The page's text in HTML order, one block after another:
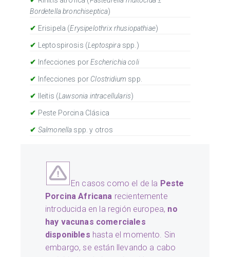
Bordetella bronchiseptica)
✔ Erisipela (Erysipelothrix rhusiopathiae)
✔ Leptospirosis (Leptospiraspp.)
✔ Infecciones porEscherichia coli
✔ Infecciones por Clostridium spp.
✔ Ileitis (Lawsonia intracellularis)
✔ Peste Porcina Clásica
✔ Salmonella spp. y otros
En casos como el de la Peste
Porcina Africana recientemente
introducida en la región europea, no
hay vacunas comerciales
disponibles hasta el momento. Sin
embargo, se están llevando a cabo